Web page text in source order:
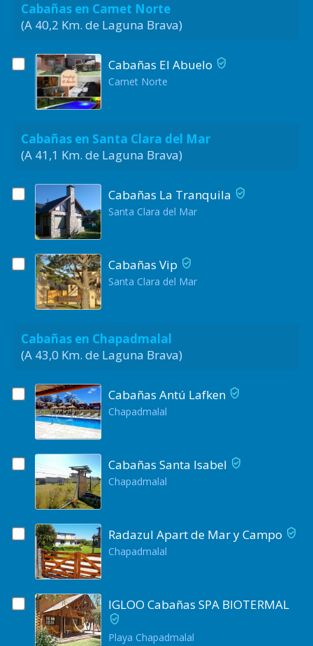
Cabañas en Camet Norte
(A 40,2 Km. de Laguna Brava)
Cabañas El Abuelo
Camet Norte
Cabañas en Santa Clara del Mar
(A 41,1 Km. de Laguna Brava)
Cabañas La Tranquila
Santa Clara del Mar
Cabañas Vip
Santa Clara del Mar
Cabañas en Chapadmalal
(A 43,0 Km. de Laguna Brava)
Cabañas Antú Lafken
Chapadmalal
Cabañas Santa Isabel
Chapadmalal
Radazul Apart de Mar y Campo
Chapadmalal
IGLOO Cabañas SPA BIOTERMAL
Playa Chapadmalal